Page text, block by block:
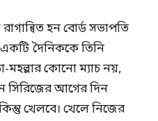
হন বোর্ড সভাপতি
দৈনিককে তিনি
কোনো ম্যাচ নয়,
সিরিজের আগের দিন
খেলবে। খেলে নিজের